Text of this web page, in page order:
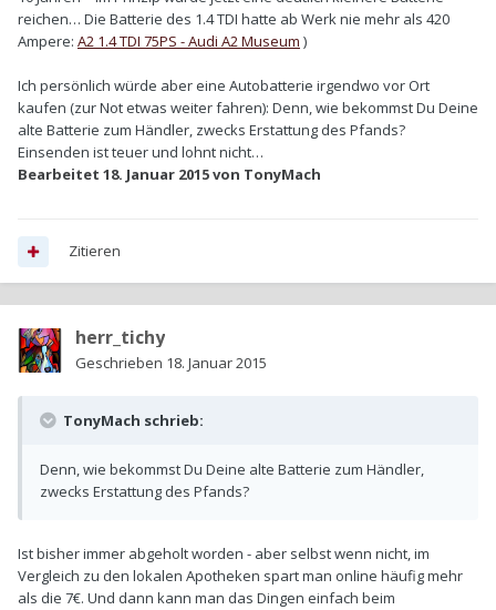
reichen… Die Batterie des 1.4 TDI hatte ab Werk nie mehr als 420
Ampere: A2 1.4 TDI 75PS - Audi A2 Museum )
Ich persönlich würde aber eine Autobatterie irgendwo vor Ort
kaufen (zur Not etwas weiter fahren): Denn, wie bekommst Du Deine
alte Batterie zum Händler, zwecks Erstattung des Pfands?
Einsenden ist teuer und lohnt nicht…
Bearbeitet 18. Januar 2015von TonyMach
Zitieren
herr_tichy
Geschrieben 18. Januar 2015
TonyMach schrieb:
Denn, wie bekommst Du Deine alte Batterie zum Händler,
zwecks Erstattung des Pfands?
Ist bisher immer abgeholt worden - aber selbst wenn nicht, im
Vergleich zu den lokalen Apotheken spart man online häufig mehr
als die 7€. Und dann kann man das Dingen einfach beim